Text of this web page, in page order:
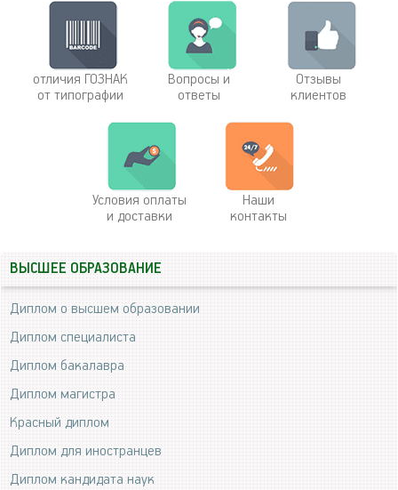
отличия ГОЗНАК
от типографии
Вопросы и
ответы
Отзывы
клиентов
Условия оплаты
и доставки
Наши
контакты
ВЫСШЕЕ ОБРАЗОВАНИЕ
Диплом о высшем образовании
Диплом специалиста
Диплом бакалавра
Диплом магистра
Красный диплом
Диплом для иностранцев
Диплом кандидата наук